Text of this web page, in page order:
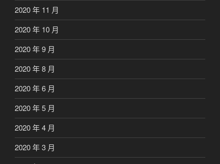
2020 年 11 月
2020 年 10 月
2020 年 9 月
2020 年 8 月
2020 年 6 月
2020 年 5 月
2020 年 4 月
2020 年 3 月